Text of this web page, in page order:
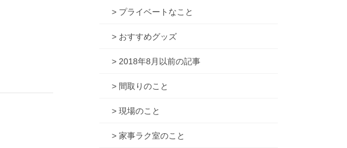
> プライベートなこと
> おすすめグッズ
> 2018年8月以前の記事
> 間取りのこと
> 現場のこと
> 家事ラク室のこと